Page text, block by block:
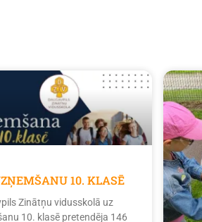
10. KLASĒ
Zinātņu vidusskolā uz
10. klasē pretendēja 146